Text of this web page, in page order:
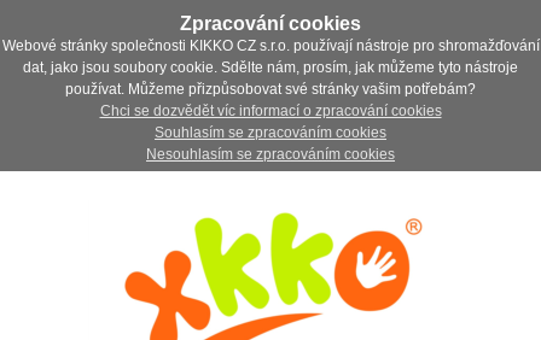
Zpracování cookies
Webové stránky společnosti KIKKO CZ s.r.o. používají nástroje pro shromažďování
dat, jako jsou soubory cookie. Sdělte nám, prosím, jak můžeme tyto nástroje
používat. Můžeme přizpůsobovat své stránky vašim potřebám?
Chci se dozvědět víc informací o zpracování cookies
Souhlasím se zpracováním cookies
Nesouhlasím se zpracováním cookies